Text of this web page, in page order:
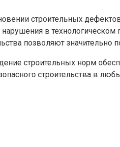
строительных
в
позволяют значительно
строительных норм
строительства в